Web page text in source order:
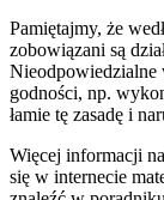
Pamiętajmy, że
zobowiązani są
Nieodpowiedzialne
godności, np.
łamie tę zasadę i
Więcej informacji
się w internecie